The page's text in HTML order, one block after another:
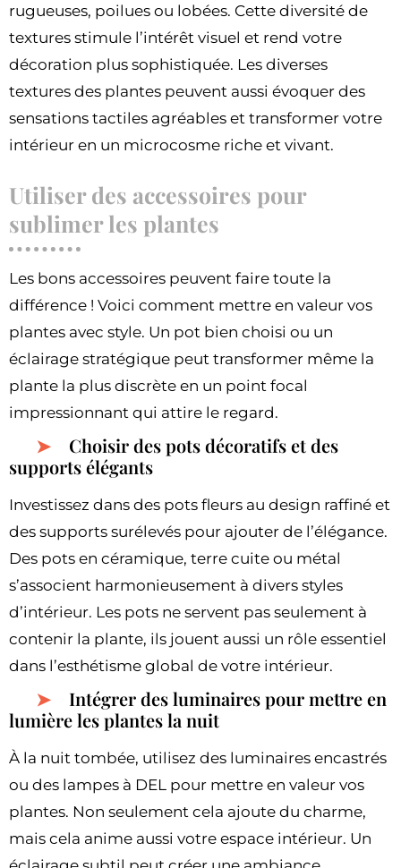
rugueuses, poilues ou lobées. Cette diversité de
textures stimule l’intérêt visuel et rend votre
décoration plus sophistiquée. Les diverses
textures des plantes peuvent aussi évoquer des
sensations tactiles agréables et transformer votre
intérieur en un microcosme riche et vivant.
Utiliser des accessoires pour
sublimer les plantes
Les bons accessoires peuvent faire toute la
différence ! Voici comment mettre en valeur vos
plantes avec style. Un pot bien choisi ou un
éclairage stratégique peut transformer même la
plante la plus discrète en un point focal
impressionnant qui attire le regard.
Choisir des pots décoratifs et des
supports élégants
Investissez dans des pots fleurs au design raffiné et
des supports surélevés pour ajouter de l’élégance.
Des pots en céramique, terre cuite ou métal
s’associent harmonieusement à divers styles
d’intérieur. Les pots ne servent pas seulement à
contenir la plante, ils jouent aussi un rôle essentiel
dans l’esthétisme global de votre intérieur.
Intégrer des luminaires pour mettre en
lumière les plantes la nuit
À la nuit tombée, utilisez des luminaires encastrés
ou des lampes à DEL pour mettre en valeur vos
plantes. Non seulement cela ajoute du charme,
mais cela anime aussi votre espace intérieur. Un